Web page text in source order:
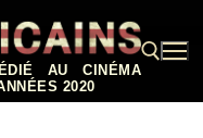
AU CINÉMA
2020